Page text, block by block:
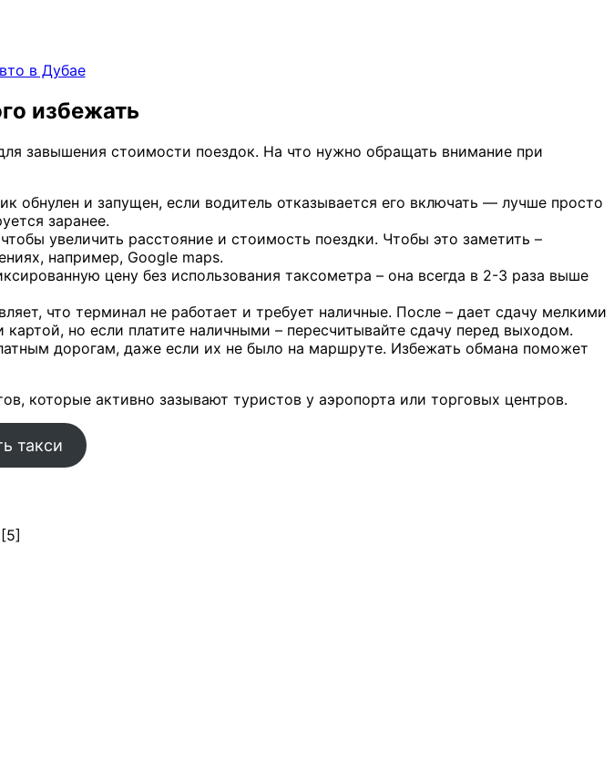
избежать
завышения стоимости поездок. На что нужно обращать внимание при
обнулен и запущен, если водитель отказывается его включать — лучше просто
заранее.
увеличить расстояние и стоимость поездки. Чтобы это заметить –
например, Google maps.
цену без использования таксометра – она всегда в 2-3 раза выше
что терминал не работает и требует наличные. После – дает сдачу мелкими
но если платите наличными – пересчитывайте сдачу перед выходом.
дорогам, даже если их не было на маршруте. Избежать обмана поможет
которые активно зазывают туристов у аэропорта или торговых центров.
такси
[5]